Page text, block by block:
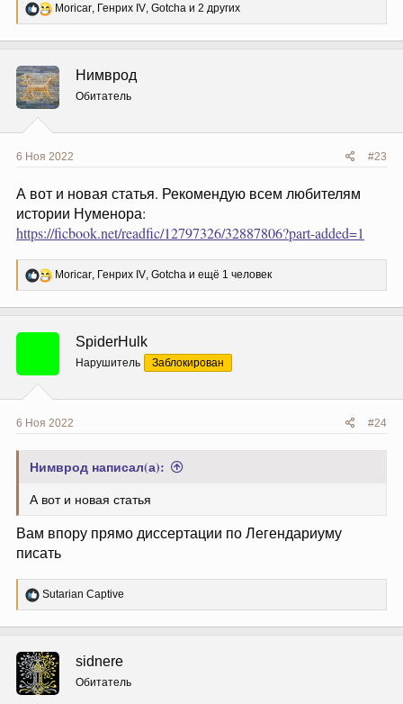
Р
е
ц
и
и
:
Moricar, Генрих IV, Gotcha и 2 других
Нимврод
Обитатель
6 Ноя 2022 #23
А вот и новая статья. Рекомендую всем любителям
истории Нуменора:
https://ficbook.net/readfic/12797326/32887806?part-added=1
Р
е
ц
:
Moricar, Генрих IV, Gotcha и ещё 1 человек
SpiderHulk
Нарушитель Заблокирован
6 Ноя 2022 #24
Нимврод написал(а):
А вот и новая статья
Вам впору прямо диссертации по Легендариуму
писать
Р
е
ц
и
и
:
Sutarian Captive
sidnere
Обитатель